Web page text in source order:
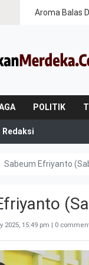
Aroma Balas
POLITIK
Redaksi
Sabeum Efriyanto
2025, 15:49 pm | 0